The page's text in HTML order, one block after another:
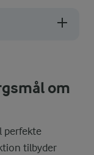
om
perfekte
tilbyder